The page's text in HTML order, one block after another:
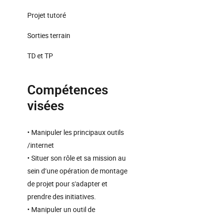
Projet tutoré
Sorties terrain
TD et TP
Compétences
visées
• Manipuler les principaux outils
/internet
• Situer son rôle et sa mission au
sein d’une opération de montage
de projet pour s'adapter et
prendre des initiatives.
• Manipuler un outil de